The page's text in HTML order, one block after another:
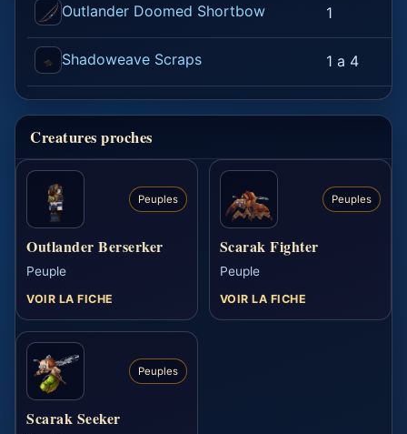
Outlander Doomed Shortbow 1
Shadoweave Scraps 1 a 4
Creatures proches
Peuples
Outlander Berserker
Peuple
VOIR LA FICHE
Peuples
Scarak Fighter
Peuple
VOIR LA FICHE
Peuples
Scarak Seeker